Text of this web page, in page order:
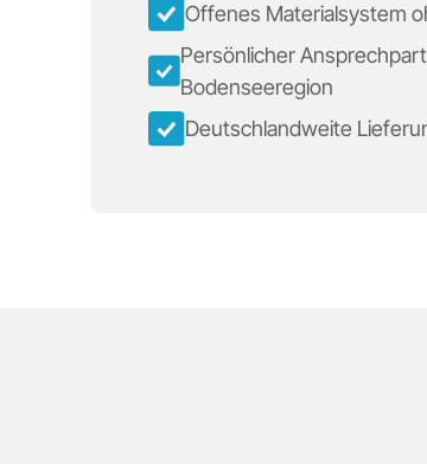
Offenes Materialsystem
Persönlicher
Bodenseeregion
Deutschlandweite